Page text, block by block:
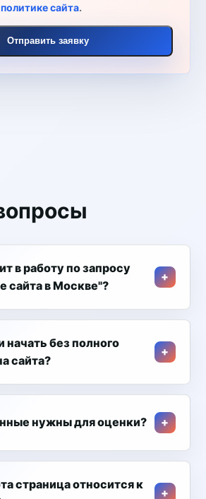
политике сайта.
Отправить заявку
в работу по запросу
сайта в Москве"?
без полного
сайта?
нужны для оценки?
страница относится к